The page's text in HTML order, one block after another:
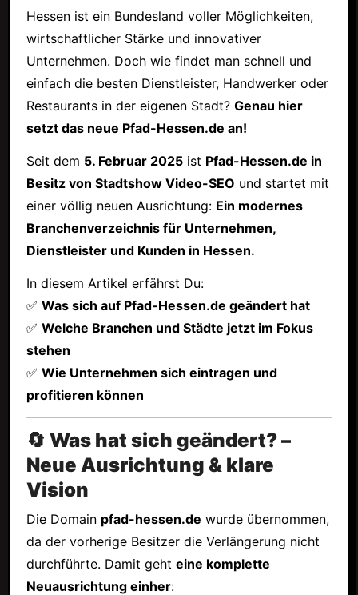
Hessen ist ein Bundesland voller Möglichkeiten,
wirtschaftlicher Stärke und innovativer
Unternehmen. Doch wie findet man schnell und
einfach die besten Dienstleister, Handwerker oder
Restaurants in der eigenen Stadt? Genau hier
setzt das neue Pfad-Hessen.de an!
Seit dem 5. Februar 2025ist Pfad-Hessen.de in
Besitz von Stadtshow Video-SEO und startet mit
einer völlig neuen Ausrichtung: Ein modernes
Branchenverzeichnis für Unternehmen,
Dienstleister und Kunden in Hessen.
In diesem Artikel erfährst Du:
✅ Was sich auf Pfad-Hessen.de geändert hat
✅ Welche Branchen und Städte jetzt im Fokus
stehen
✅ Wie Unternehmen sich eintragen und
profitieren können
🔄 Was hat sich geändert? –
Neue Ausrichtung & klare
Vision
Die Domain pfad-hessen.de wurde übernommen,
da der vorherige Besitzer die Verlängerung nicht
durchführte. Damit geht eine komplette
Neuausrichtung einher: